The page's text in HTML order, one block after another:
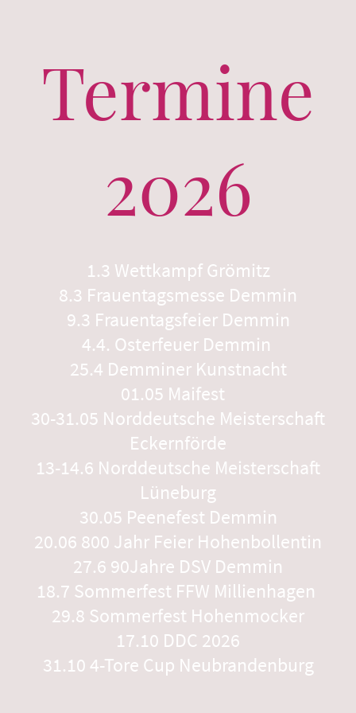
Termine
2026
1.3 Wettkampf Grömitz
8.3 Frauentagsmesse Demmin
9.3 Frauentagsfeier Demmin
4.4. Osterfeuer Demmin
25.4 Demminer Kunstnacht
01.05 Maifest
30-31.05 Norddeutsche Meisterschaft
Eckernförde
13-14.6 Norddeutsche Meisterschaft
Lüneburg
30.05 Peenefest Demmin
20.06 800 Jahr Feier Hohenbollentin
27.6 90Jahre DSV Demmin
18.7 Sommerfest FFW Millienhagen
29.8 Sommerfest Hohenmocker
17.10 DDC 2026
31.10 4-Tore Cup Neubrandenburg